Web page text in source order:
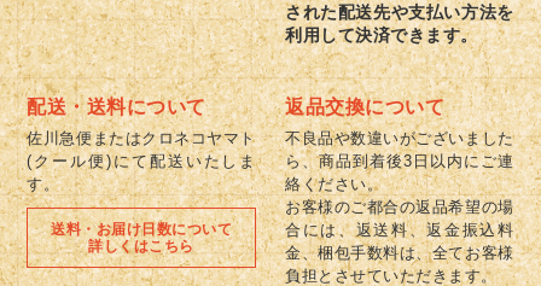
された配送先や支払い方法を
利用して決済できます。
配送・送料について
佐川急便またはクロネコヤマト
(クール便)にて配送いたしま
す。
送料・お届け日数について
詳しくはこちら
返品交換について
不良品や数違いがございました
ら、商品到着後3日以内にご連
絡ください。
お客様のご都合の返品希望の場
合には、返送料、返金振込料
金、梱包手数料は、全てお客様
負担とさせていただきます。